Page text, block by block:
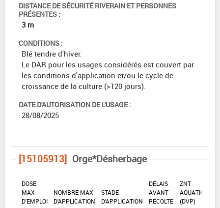
DISTANCE DE SÉCURITÉ RIVERAIN ET PERSONNES
PRÉSENTES :
3 m
CONDITIONS :
Blé tendre d'hiver.
Le DAR pour les usages considérés est couvert par
les conditions d'application et/ou le cycle de
croissance de la culture (>120 jours).
DATE D'AUTORISATION DE L'USAGE :
28/08/2025
[15105913] Orge*Désherbage
DOSE
MAX
D'EMPLOI
NOMBRE MAX
D'APPLICATION
STADE
D'APPLICATION
DÉLAIS
AVANT
RÉCOLTE
ZNT
AQUATIQUE
(DVP)